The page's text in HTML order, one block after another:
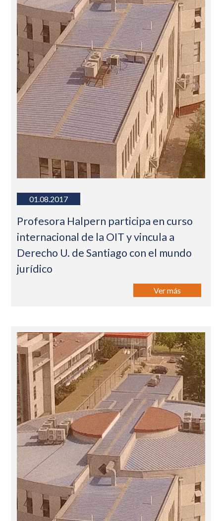
01.08.2017
Profesora Halpern participa en curso
internacional de la OIT y vincula a
Derecho U. de Santiago con el mundo
jurídico
Ver más